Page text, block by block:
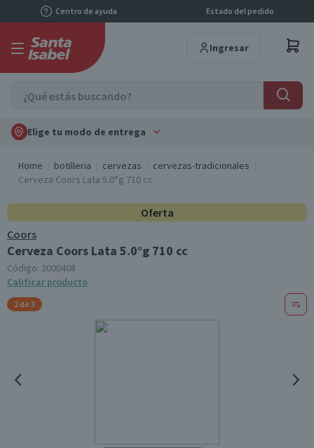
Centro de ayuda Estado del pedido
Ingresar
Elige tu modo de entrega
Home botilleria cervezas
cervezas-tradicionales
Cerveza Coors Lata 5.0°g 710 cc
Oferta
Coors
Cerveza Coors Lata 5.0°g 710 cc
Código: 2000408
Calificar producto
2 de 3